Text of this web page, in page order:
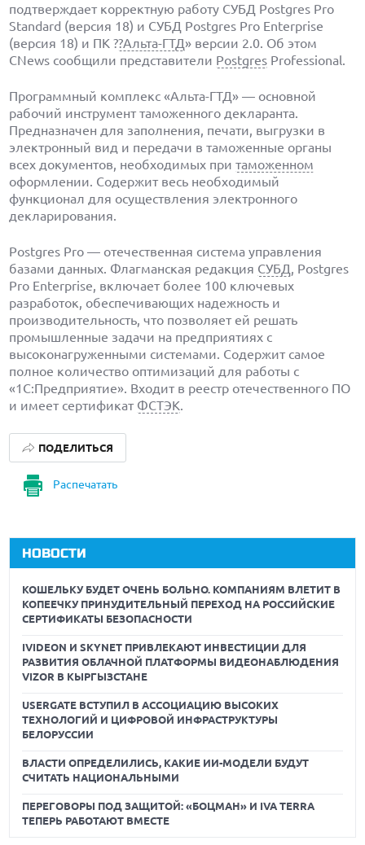
подтверждает корректную работу СУБД Postgres Pro
Standard (версия 18) и СУБД Postgres Pro Enterprise
(версия 18) и ПК ??Альта-ГТД» версии 2.0. Об этом
CNews сообщили представители Postgres Professional.
Программный комплекс «Альта-ГТД» — основной
рабочий инструмент таможенного декларанта.
Предназначен для заполнения, печати, выгрузки в
электронный вид и передачи в таможенные органы
всех документов, необходимых притаможенном
оформлении. Содержит весь необходимый
функционал для осуществления электронного
декларирования.
Postgres Pro — отечественная система управления
базами данных. Флагманская редакция СУБД, Postgres
Pro Enterprise, включает более 100 ключевых
разработок, обеспечивающих надежность и
производительность, что позволяет ей решать
промышленные задачи на предприятиях с
высоконагруженными системами. Содержит самое
полное количество оптимизаций для работы с
«1С:Предприятие». Входит в реестр отечественного ПО
и имеет сертификат ФСТЭК.
Распечатать
ПОДЕЛИТЬСЯ
НОВОСТИ
КОШЕЛЬКУ БУДЕТ ОЧЕНЬ БОЛЬНО. КОМПАНИЯМ ВЛЕТИТ В
КОПЕЕЧКУ ПРИНУДИТЕЛЬНЫЙ ПЕРЕХОД НА РОССИЙСКИЕ
СЕРТИФИКАТЫ БЕЗОПАСНОСТИ
IVIDEON И SKYNET ПРИВЛЕКАЮТ ИНВЕСТИЦИИ ДЛЯ
РАЗВИТИЯ ОБЛАЧНОЙ ПЛАТФОРМЫ ВИДЕОНАБЛЮДЕНИЯ
VIZOR В КЫРГЫЗСТАНЕ
USERGATE ВСТУПИЛ В АССОЦИАЦИЮ ВЫСОКИХ
ТЕХНОЛОГИЙ И ЦИФРОВОЙ ИНФРАСТРУКТУРЫ
БЕЛОРУССИИ
ВЛАСТИ ОПРЕДЕЛИЛИСЬ, КАКИЕ ИИ-МОДЕЛИ БУДУТ
СЧИТАТЬ НАЦИОНАЛЬНЫМИ
ПЕРЕГОВОРЫ ПОД ЗАЩИТОЙ: «БОЦМАН» И IVA TERRA
ТЕПЕРЬ РАБОТАЮТ ВМЕСТЕ